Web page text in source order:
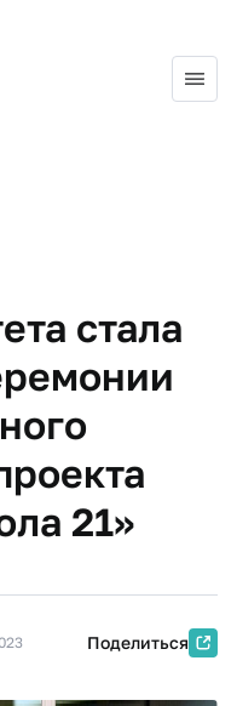
стала
21»
Поделиться